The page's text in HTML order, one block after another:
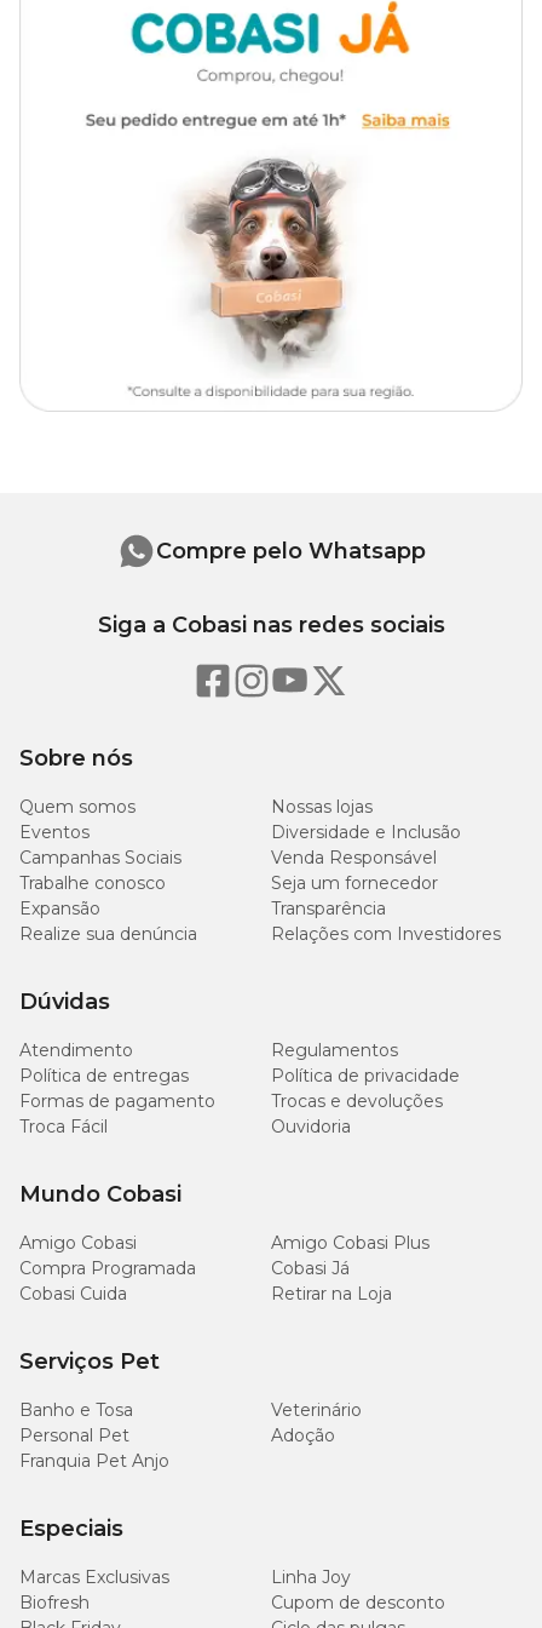
Aromatizante Sem aromatizante
Ração para Porquinho-da-India Megazoo
vontade, como única fonte de alimentação ou com fenos de capins
Feno de alfafa peletizado, feno de gramíneas, fibra de soja*, polpa
de beterraba, grão de milho**, ervilha, farelo de soja*, aveia, fécula
de mandioca, farelo de glúten de milho**, grão de linhaça, semente
de cártamo, hortelã (0,5%), flor de hibisco (0,3%) , cenoura (0,3%),
maçã (0,5%), extrato de levedura, óleo de palmiste, óleo de soja*,
fosfato bicálcico, cloreto de sódio, propionato de cálcio, aditivos
antioxidantes ( BHA e BHT), aroma de melaço, levedura
enriquecida com selênio, complexo zinco aminoácido, L-lisina,
betacaroteno, luteína, acetato de D-alfa-tocoferol, acetato de
retinol, ácido fólico, biotina, bissulfito de menadiona nicotinamida,
cianocobalamina, cloreto de colina, cloridrato de piridoxina,
frações leveduras inativas (Saccharomyces cerevisae).
Proteína Bruta (mín.)
Extrato Etéreo (mín.) 55 g/kg
Matéria Mineral (máx.)
g/kg
Matéria Fibrosa (máx.)
Fibra detergente ácido (mín.)
190
g/kg
Cálcio (mín.)
Lisina (mín.)
Sobre nós
Quem somos
Nossas lojas
Eventos
Diversidade e Inclusão
Campanhas Sociais
Venda Responsável
Trabalhe conosco
Seja um fornecedor
Expansão
Transparência
Realize sua denúncia
Relações com Investidores
Dúvidas
Atendimento
Regulamentos
Política de entregas
Política de privacidade
Formas de pagamento
Trocas e devoluções
Troca Fácil
Ouvidoria
Mundo Cobasi
Amigo Cobasi
Amigo Cobasi Plus
Compra Programada
Cobasi Já
Cobasi Cuida
Retirar na Loja
Serviços Pet
Banho e Tosa
Veterinário
Personal Pet
Adoção
Franquia Pet Anjo
Especiais
Marcas Exclusivas
Linha Joy
Biofresh
Cupom de desconto
Compre pelo Whatsapp
Siga a Cobasi nas redes sociais